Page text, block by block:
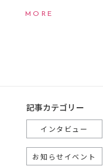
MORE
記事カテゴリー
インタビュー
お知らせイベント